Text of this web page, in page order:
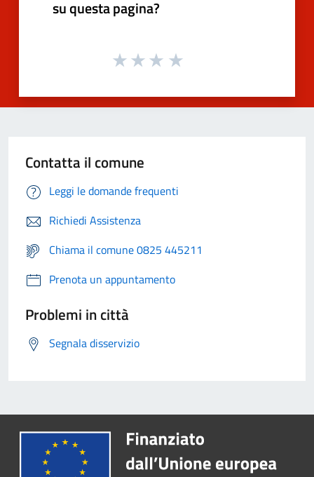
su questa pagina?
Contatta il comune
Leggi le domande frequenti
Richiedi Assistenza
Chiama il comune 0825 445211
Prenota un appuntamento
Problemi in città
Segnala disservizio